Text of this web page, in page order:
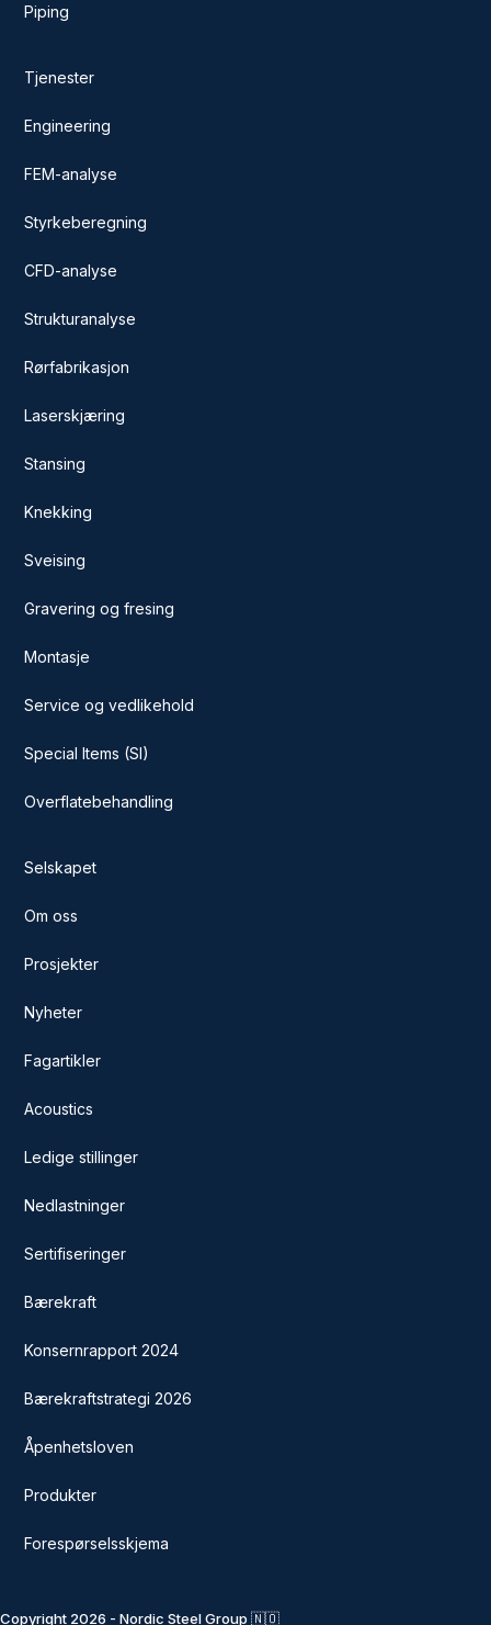
Piping
Tjenester
Engineering
FEM-analyse
Styrkeberegning
CFD-analyse
Strukturanalyse
Rørfabrikasjon
Laserskjæring
Stansing
Knekking
Sveising
Gravering og fresing
Montasje
Service og vedlikehold
Special Items (SI)
Overflatebehandling
Selskapet
Om oss
Prosjekter
Nyheter
Fagartikler
Acoustics
Ledige stillinger
Nedlastninger
Sertifiseringer
Bærekraft
Konsernrapport 2024
Bærekraftstrategi 2026
Åpenhetsloven
Produkter
Forespørselsskjema
Copyright 2026 - Nordic Steel Group 🇳🇴